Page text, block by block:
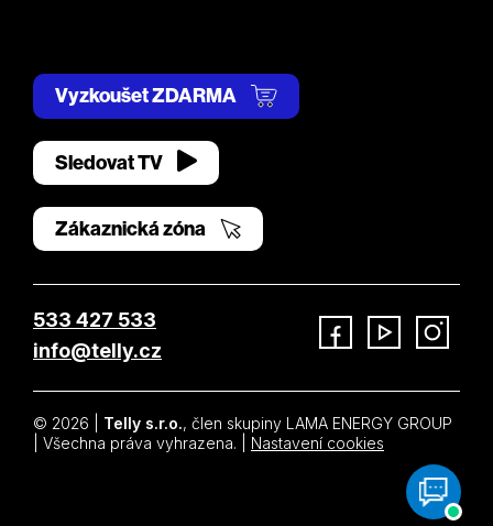
Vyzkoušet ZDARMA
Sledovat TV
Zákaznická zóna
533 427 533
info@telly.cz
© 2026 | Telly s.r.o., člen skupiny LAMA ENERGY GROUP
| Všechna práva vyhrazena. |
Nastavení cookies